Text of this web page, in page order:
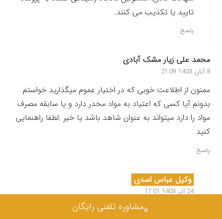
تایید یا تکذیب می‌ کنند.
پاسخ
محمد علی زیار مشک آبادی
8 آبان 1403 21:09
ممنون از اطلاعت خوبی که در اختیار عموم میگذارید خواستم
بدونم آیا کسی که اعتیاد به مواد مخدر دارد و یا سابقه مصرف
مواد را دارد میتواند به عنوان شاهد باشد یا خیر .لطفا راهنمایی
کنید
پاسخ
وکیل عباس اسدی
24 آذر 1403 17:01
داشتن اعتیاد از موارد جرح شهود نیست ولی در مواردی که
مشاوره تلفنی رایگان